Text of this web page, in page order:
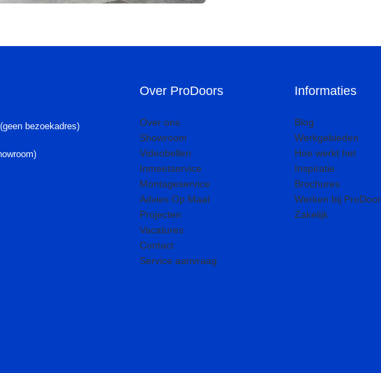
bezoekadres)
Over ProDoors
Over ons
Showroom
Videobellen
Inmeetservice
Montageservice
Advies Op Maat
Projecten
Vacatures
Contact
Service aanvraag
Informaties
Blog
Werkgebieden
Hoe werkt het
Inspiratie
Brochures
Werken bij
Zakelijk